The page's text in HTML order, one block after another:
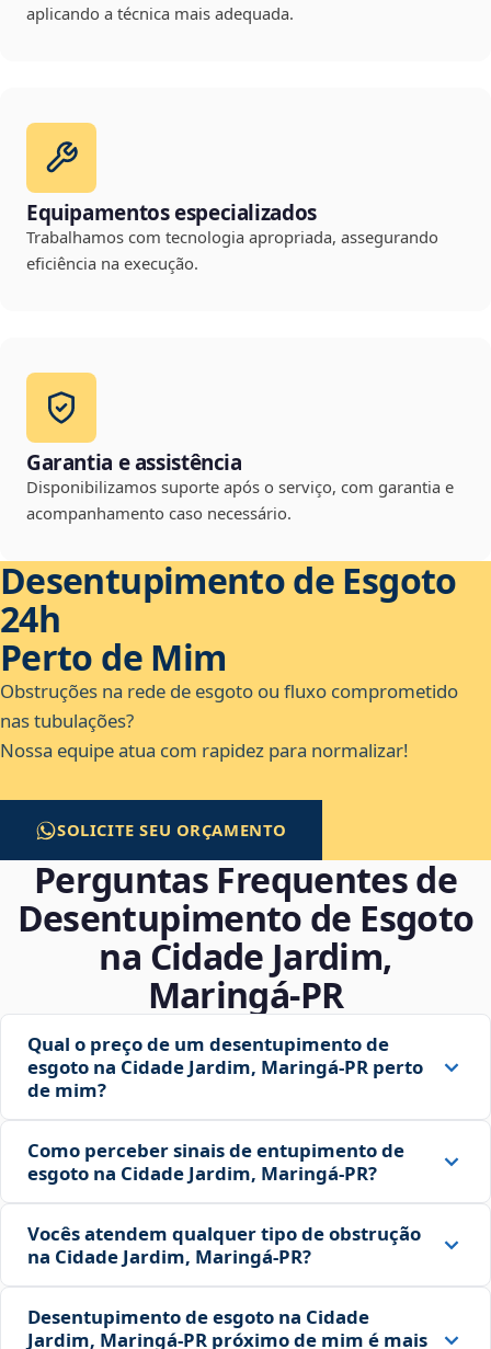
aplicando a técnica mais adequada.
Equipamentos especializados
Trabalhamos com tecnologia apropriada, assegurando
eficiência na execução.
Garantia e assistência
Disponibilizamos suporte após o serviço, com garantia e
acompanhamento caso necessário.
Desentupimento de Esgoto
24h
Perto de Mim
Obstruções na rede de esgoto ou fluxo comprometido
nas tubulações?
Nossa equipe atua com rapidez para normalizar!
SOLICITE SEU ORÇAMENTO
Perguntas Frequentes de
Desentupimento de Esgoto
na Cidade Jardim,
Maringá‑PR
Qual o preço de um desentupimento de
esgoto na Cidade Jardim, Maringá‑PR perto
de mim?
Como perceber sinais de entupimento de
esgoto na Cidade Jardim, Maringá‑PR?
Vocês atendem qualquer tipo de obstrução
na Cidade Jardim, Maringá‑PR?
Desentupimento de esgoto na Cidade
Jardim, Maringá‑PR próximo de mim é mais